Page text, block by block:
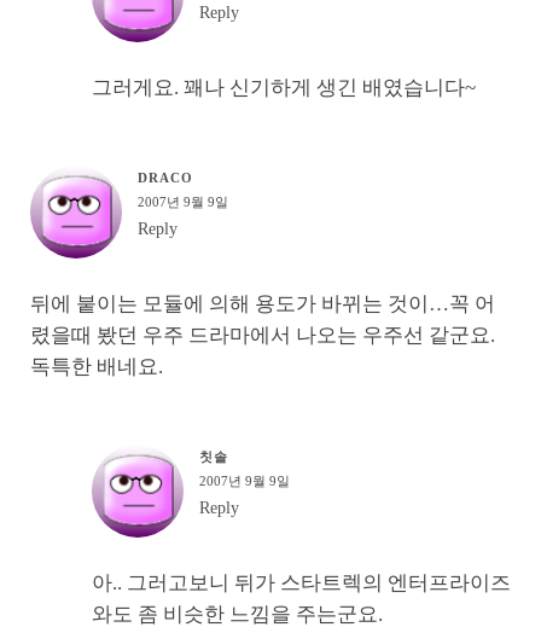
Reply
그러게요. 꽤나 신기하게 생긴 배였습니다~
DRACO
2007년 9월 9일
Reply
뒤에 붙이는 모듈에 의해 용도가 바뀌는 것이…꼭 어
렸을때 봤던 우주 드라마에서 나오는 우주선 같군요.
독특한 배네요.
칫솔
2007년 9월 9일
Reply
아.. 그러고보니 뒤가 스타트렉의 엔터프라이즈
와도 좀 비슷한 느낌을 주는군요.